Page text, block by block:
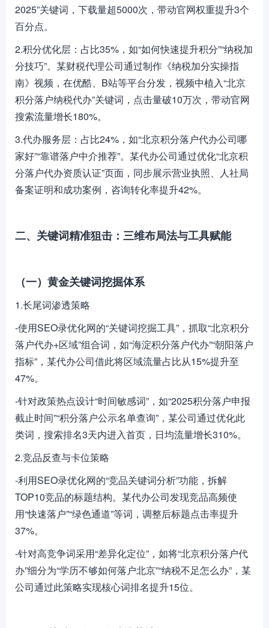
2025”关键词，下载量超5000次，带动官网权重提升3个
百分点。
2.积分优化层：占比35%，如“如何快速提升积分”“纳税加
分技巧”。某财税代理公司通过制作《纳税加分实操指
南》视频，在优酷、B站等平台分发，视频中植入“北京
积分落户纳税代办”关键词，点击量破10万次，带动官网
搜索流量增长180%。
3.代办服务层：占比24%，如“北京积分落户代办公司哪
家好”“靠谱落户中介推荐”。某代办公司通过优化“北京积
分落户代办资质认证”页面，同步展示营业执照、人社局
备案证明和成功案例，咨询转化率提升42%。
二、关键词精准狙击：三维布局法与工具赋能
（一）黄金关键词挖掘体系
1.长尾词渗透策略
-使用SEO录优化网的“关键词挖掘工具”，抓取“北京积分
落户代办+区域”组合词，如“海淀积分落户代办”“朝阳落户
指标”，某代办公司借此将区域流量占比从15%提升至
47%。
-针对政策热点设计“时间敏感词”，如“2025积分落户申报
截止时间”“积分落户公示名单查询”，某公司通过优化此
类词，搜索排名3天内进入首页，日均流量增长310%。
2.竞品反查与卡位策略
-利用SEO录优化网的“竞品关键词分析”功能，拆解
TOP10竞品的标题结构。某代办公司发现竞品高频使
用“快速落户”“绿色通道”等词，调整后标题点击率提升
37%。
-针对高竞争词采用“差异化定位”，如将“北京积分落户代
办”细分为“学历不够如何落户北京”“纳税不足怎么办”，某
公司通过此策略实现核心词排名提升15位。